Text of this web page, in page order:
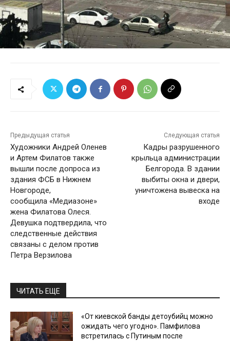
Предыдущая статья
Художники Андрей Оленев
и Артем Филатов также
вышли после допроса из
здания ФСБ в Нижнем
Новгороде,
сообщила «Медиазоне»
жена Филатова Олеся.
Девушка подтвердила, что
следственные действия
связаны с делом против
Петра Верзилова
Следующая статья
Кадры разрушенного
крыльца администрации
Белгорода. В здании
выбиты окна и двери,
уничтожена вывеска на
входе
ЧИТАТЬ ЕЩЕ
«От киевской банды детоубийц можно
ожидать чего угодно». Памфилова
встретилась с Путиным после